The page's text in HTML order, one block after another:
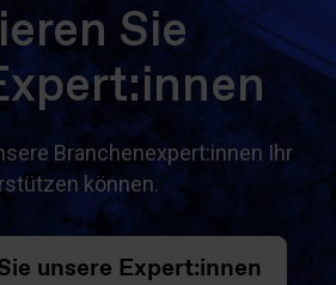
Sie
Branchenexpert:innen Ihr
können.
unsere Expert:innen